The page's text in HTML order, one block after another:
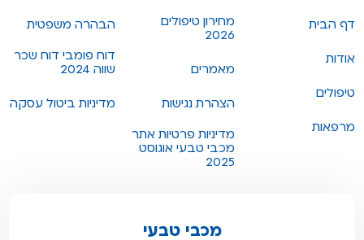
דף הבית
אודות
טיפולים
מרפאות
מחירון טיפולים
2026
מאמרים
הצהרת נגישות
מדיניות פרטיות אתר
מכבי טבעי אוגוסט
2025
הבהרה משפטית
דוח פומבי דוח שכר
שווה 2024
מדיניות ביטול עסקה
מכבי טבעי